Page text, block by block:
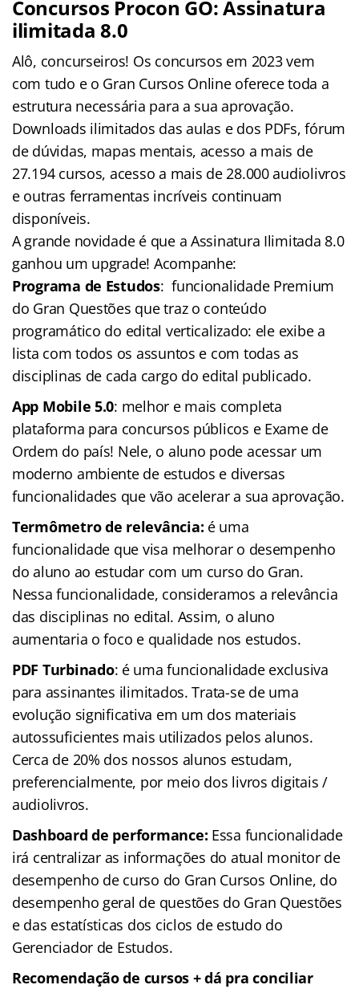
Concursos Procon GO: Assinatura
ilimitada 8.0
Alô, concurseiros! Os concursos em 2023 vem
com tudo e o Gran Cursos Online oferece toda a
estrutura necessária para a sua aprovação.
Downloads ilimitados das aulas e dos PDFs, fórum
de dúvidas, mapas mentais, acesso a mais de
27.194 cursos, acesso a mais de 28.000 audiolivros
e outras ferramentas incríveis continuam
disponíveis.
A grande novidade é que a Assinatura Ilimitada 8.0
ganhou um upgrade! Acompanhe:
Programa de Estudos: funcionalidade Premium
do Gran Questões que traz o conteúdo
programático do edital verticalizado: ele exibe a
lista com todos os assuntos e com todas as
disciplinas de cada cargo do edital publicado.
App Mobile 5.0: melhor e mais completa
plataforma para concursos públicos e Exame de
Ordem do país! Nele, o aluno pode acessar um
moderno ambiente de estudos e diversas
funcionalidades que vão acelerar a sua aprovação.
Termômetro de relevância: é uma
funcionalidade que visa melhorar o desempenho
do aluno ao estudar com um curso do Gran.
Nessa funcionalidade, consideramos a relevância
das disciplinas no edital. Assim, o aluno
aumentaria o foco e qualidade nos estudos.
PDF Turbinado: é uma funcionalidade exclusiva
para assinantes ilimitados. Trata-se de uma
evolução significativa em um dos materiais
autossuficientes mais utilizados pelos alunos.
Cerca de 20% dos nossos alunos estudam,
preferencialmente, por meio dos livros digitais /
audiolivros.
Dashboard de performance: Essa funcionalidade
irá centralizar as informações do atual monitor de
desempenho de curso do Gran Cursos Online, do
desempenho geral de questões do Gran Questões
e das estatísticas dos ciclos de estudo do
Gerenciador de Estudos.
Recomendação de cursos + dá pra conciliar